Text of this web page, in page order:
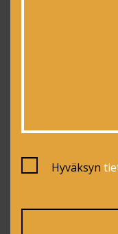
Hyväksyn